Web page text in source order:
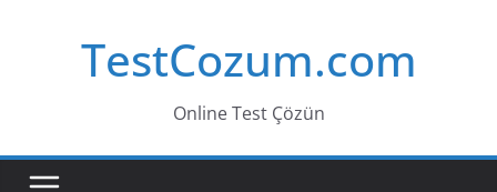
TestCozum.com
Online Test Çözün